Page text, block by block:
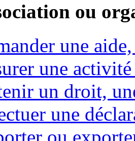
ou
une
une
un droit,
une
ou